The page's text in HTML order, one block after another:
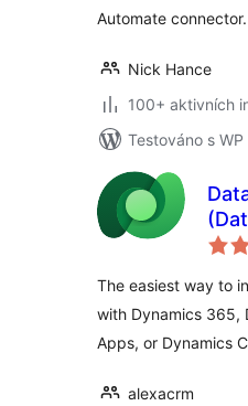
Automate connector.
Nick Hance
100+ aktivních
Testováno s
The easiest way to
with Dynamics 365,
Apps, or Dynamics
alexacrm